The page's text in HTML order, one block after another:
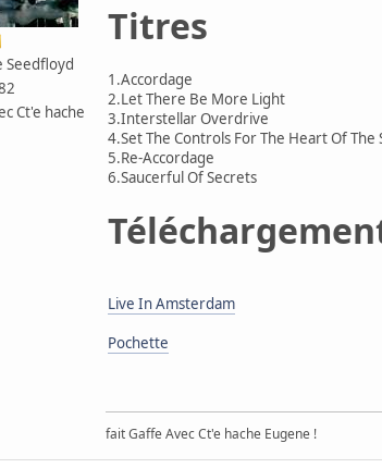
Seedfloyd
Ct'e hache
Titres
1.Accordage
2.Let There Be More Light
3.Interstellar Overdrive
4.Set The Controls For The Heart Of The
5.Re-Accordage
6.Saucerful Of Secrets
Live In Amsterdam
Pochette
fait Gaffe Avec Ct'e hache Eugene !